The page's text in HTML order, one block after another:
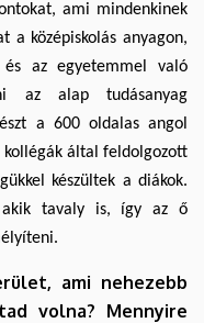
ami mindenkinek
a középiskolás anyagon,
és az egyetemmel való
az alap tudásanyag
a 600 oldalas angol
kollégák által feldolgozott
készültek a diákok.
akik tavaly is, így az ő
ami nehezebb
volna? Mennyire